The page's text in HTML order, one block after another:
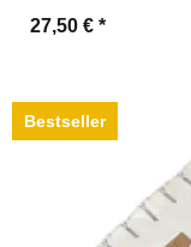
27,50 € *
Bestseller